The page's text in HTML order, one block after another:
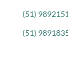
(51)
(51)